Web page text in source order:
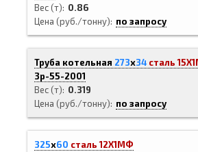
Вес (т)
0.86
Цена (руб./тонну)
по запросу
Труба котельная 273х34 сталь
3р-55-2001
Вес (т)
0.319
Цена (руб./тонну)
по запросу
325х60 сталь 12Х1МФ